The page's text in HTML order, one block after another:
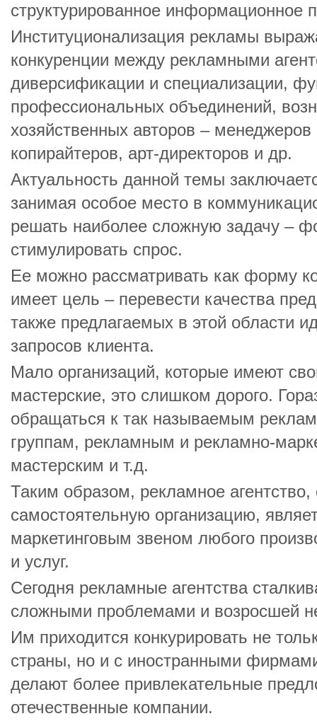
структурированное информационное
Институционализация рекламы
конкуренции между рекламными
диверсификации и специализации,
профессиональных объединений,
хозяйственных авторов –
копирайтеров, арт-директоров и др.
Актуальность данной темы
занимая особое место в
решать наиболее сложную задачу –
стимулировать спрос.
Ее можно рассматривать как форму
имеет цель – перевести качества
также предлагаемых в этой области
запросов клиента.
Мало организаций, которые имеют
мастерские, это слишком дорого.
обращаться к так называемым
группам, рекламным и рекламно-
мастерским и т.д.
Таким образом, рекламное
самостоятельную организацию,
маркетинговым звеном любого
и услуг.
Сегодня рекламные агентства
сложными проблемами и возросшей
Им приходится конкурировать не
страны, но и с иностранными
делают более привлекательные
отечественные компании.